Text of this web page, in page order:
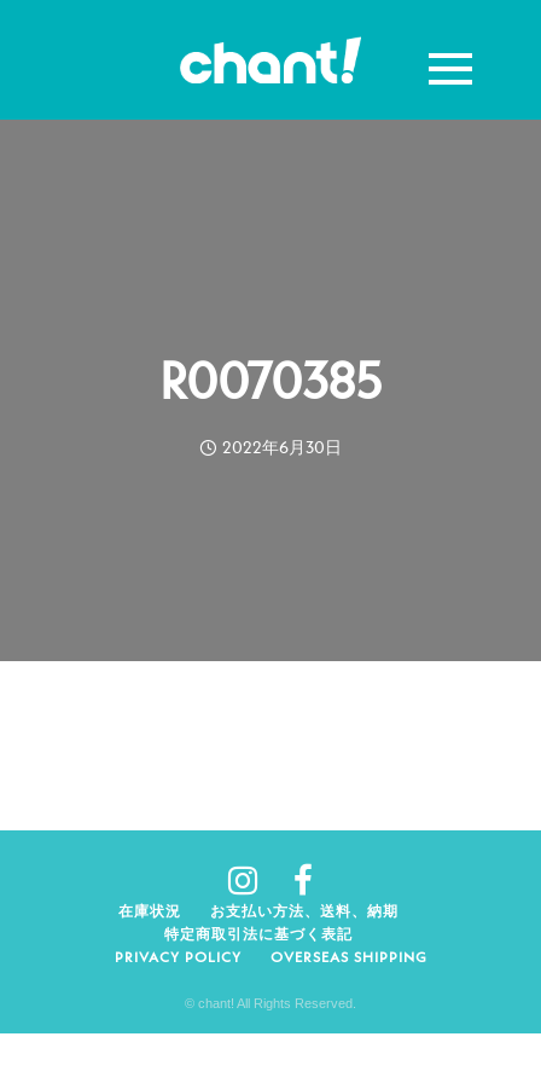
R0070385
2022年6月30日
在庫状況
お支払い方法、送料、納期
特定商取引法に基づく表記
PRIVACY POLICY
OVERSEAS SHIPPING
© chant! All Rights Reserved.